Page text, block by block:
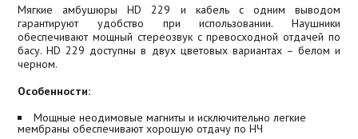
Мягкие амбушюры HD 229 и кабель с одним выводом
гарантируют удобство при использовании. Наушники
обеспечивают мощный стереозвук с превосходной отдачей по
басу. HD 229 доступны в двух цветовых вариантах – белом и
черном.
Особенности:
Мощные неодимовые магниты и исключительно легкие
мембраны обеспечивают хорошую отдачу по НЧ